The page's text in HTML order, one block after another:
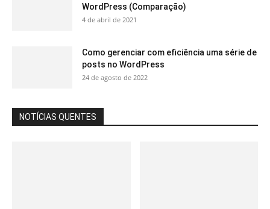
WordPress (Comparação)
4 de abril de 2021
Como gerenciar com eficiência uma série de
posts no WordPress
24 de agosto de 2022
NOTÍCIAS QUENTES